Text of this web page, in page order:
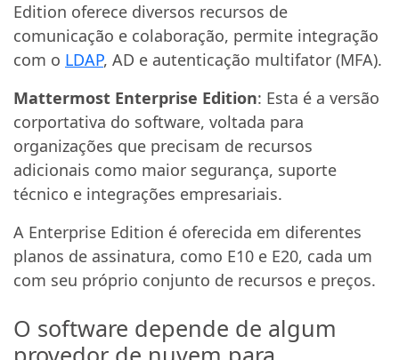
Edition oferece diversos recursos de
comunicação e colaboração, permite integração
com o LDAP, AD e autenticação multifator (MFA).
Mattermost Enterprise Edition: Esta é a versão
corportativa do software, voltada para
organizações que precisam de recursos
adicionais como maior segurança, suporte
técnico e integrações empresariais.
A Enterprise Edition é oferecida em diferentes
planos de assinatura, como E10 e E20, cada um
com seu próprio conjunto de recursos e preços.
O software depende de algum